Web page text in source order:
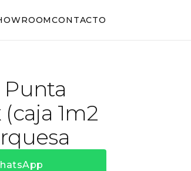
CONTACTO
Punta
1m2